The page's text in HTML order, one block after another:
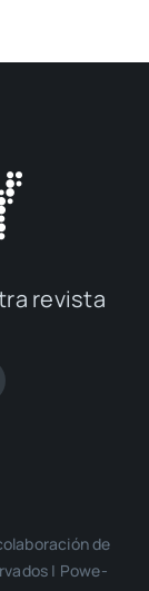
revis­ta
de
| Powe­